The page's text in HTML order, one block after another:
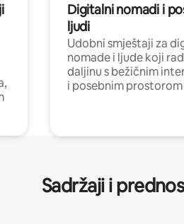
Digitalni nomadi i
ljudi
Udobni smještaji za
nomade i ljude koji
daljinu s bežičnim
i posebnim prostorom
Sadržaji i